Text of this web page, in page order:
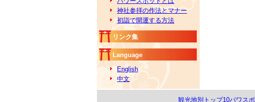
神社参拝の作法とマナー
初詣で開運する方法
リンク集
Language
English
中文
観光地別トップ10パワスポ